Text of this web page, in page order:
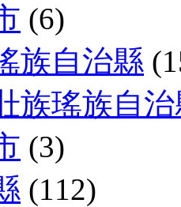
(6)
族自治縣
族瑤族自
(3)
(112)